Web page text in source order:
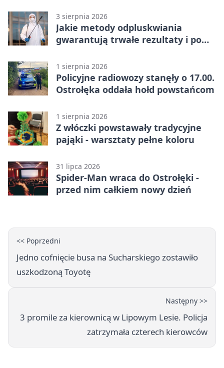
3 sierpnia 2026
Jakie metody odpluskwiania
gwarantują trwałe rezultaty i po
wykonawcę?
1 sierpnia 2026
Policyjne radiowozy stanęły o 17.00.
Ostrołęka oddała hołd powstańcom
1 sierpnia 2026
Z włóczki powstawały tradycyjne
pająki - warsztaty pełne koloru
31 lipca 2026
Spider-Man wraca do Ostrołęki -
przed nim całkiem nowy dzień
<< Poprzedni
Jedno cofnięcie busa na Sucharskiego zostawiło
uszkodzoną Toyotę
Następny >>
3 promile za kierownicą w Lipowym Lesie. Policja
zatrzymała czterech kierowców